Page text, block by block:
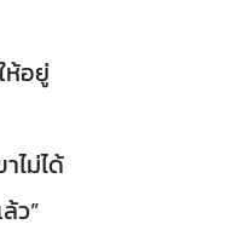
ห้อยู่
ไม่ได้
ว”